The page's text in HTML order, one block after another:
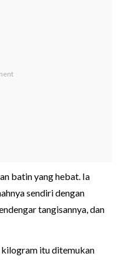
batin yang hebat. Ia
sendiri dengan
tangisannya, dan
kilogram itu ditemukan